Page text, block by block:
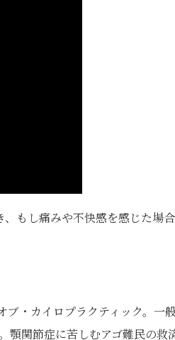
もし痛みや不快感を感じた場合
ブ・カイロプラクティック。一
顎関節症に苦しむアゴ難民の救